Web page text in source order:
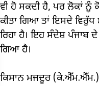
ਵੀ ਹੋ ਸਕਦੀ ਹੈ, ਪਰ ਲੋਕਾਂ ਨੂੰ
ਕੀਤਾ ਗਿਆ ਤਾਂ ਇਸਦੇ
ਰਿਹਾ ਹੈ। ਇਹ ਸੰਦੇਸ਼ ਪੰਜਾਬ ਦੇ
ਗਿਆ ਹੈ।
ਕਿਸਾਨ ਮਜਦੂਰ